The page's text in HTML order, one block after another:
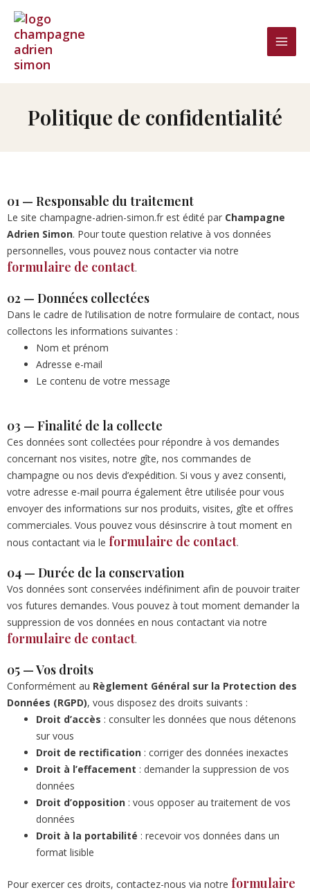
Aller
contenu
Politique de confidentialité
01 — Responsable du traitement
Le site champagne-adrien-simon.fr est édité par Champagne
Adrien Simon. Pour toute question relative à vos données
personnelles, vous pouvez nous contacter via notre
formulaire de contact.
02 — Données collectées
Dans le cadre de l’utilisation de notre formulaire de contact, nous
collectons les informations suivantes :
Nom et prénom
Adresse e-mail
Le contenu de votre message
03 — Finalité de la collecte
Ces données sont collectées pour répondre à vos demandes
concernant nos visites, notre gîte, nos commandes de
champagne ou nos devis d’expédition. Si vous y avez consenti,
votre adresse e-mail pourra également être utilisée pour vous
envoyer des informations sur nos produits, visites, gîte et offres
commerciales. Vous pouvez vous désinscrire à tout moment en
nous contactant via le formulaire de contact.
04 — Durée de la conservation
Vos données sont conservées indéfiniment afin de pouvoir traiter
vos futures demandes. Vous pouvez à tout moment demander la
suppression de vos données en nous contactant via notre
formulaire de contact.
05 — Vos droits
Conformément au Règlement Général sur la Protection des
Données (RGPD), vous disposez des droits suivants :
Droit d’accès : consulter les données que nous détenons
sur vous
Droit de rectification : corriger des données inexactes
Droit à l’effacement : demander la suppression de vos
données
Droit d’opposition : vous opposer au traitement de vos
données
Droit à la portabilité : recevoir vos données dans un
format lisible
Pour exercer ces droits, contactez-nous via notre formulaire